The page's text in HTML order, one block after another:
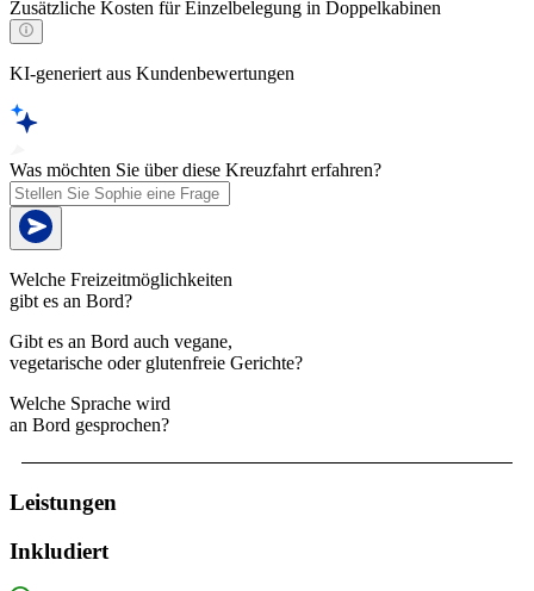
Zusätzliche Kosten für Einzelbelegung in Doppelkabinen
KI-generiert aus Kundenbewertungen
Was möchten Sie über diese Kreuzfahrt erfahren?
Welche Freizeitmöglichkeiten
gibt es an Bord?
Gibt es an Bord auch vegane,
vegetarische oder glutenfreie Gerichte?
Welche Sprache wird
an Bord gesprochen?
Leistungen
Inkludiert